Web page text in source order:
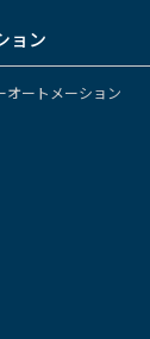
ョン
オートメーション